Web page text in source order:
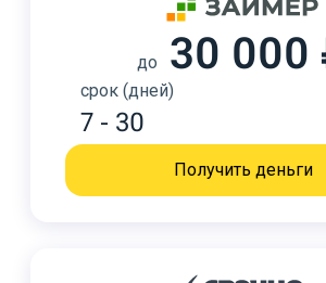
до 30 000
срок (дней)
7 - 30
Получить деньги